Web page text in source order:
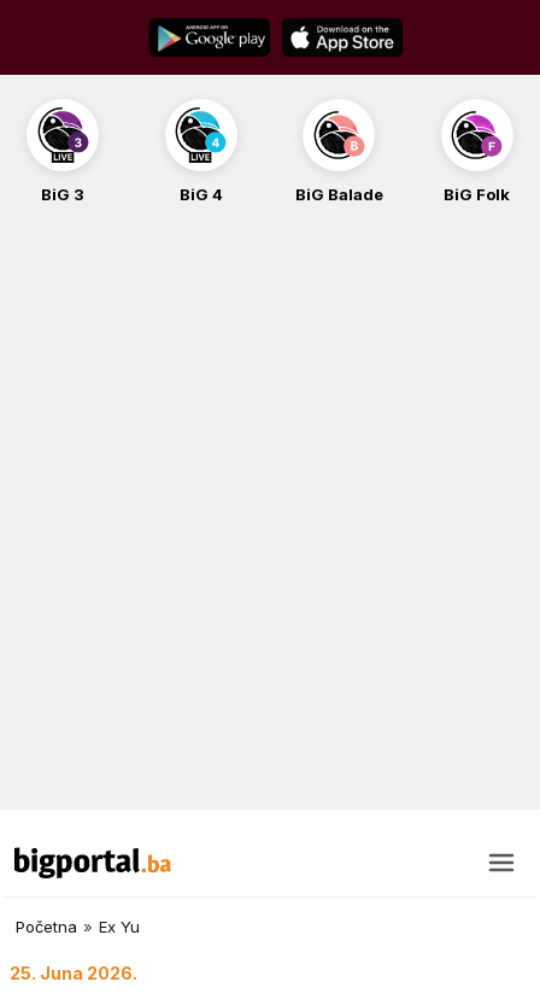
content
BiG 3 BiG 4 BiG Balade BiG Folk
Početna » Ex Yu
25. Juna 2026.